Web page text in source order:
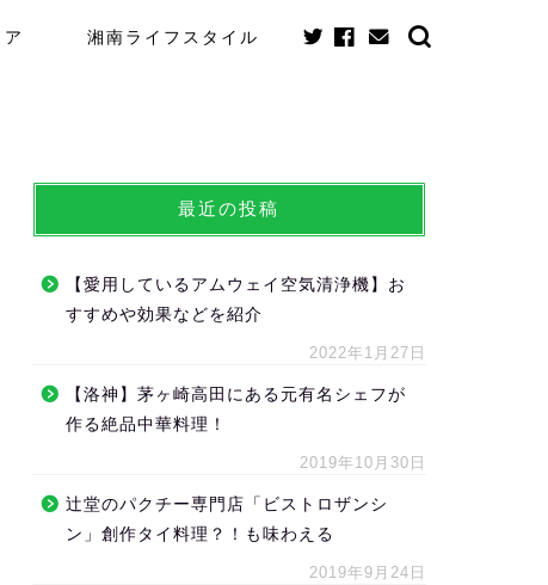
湘南ライフスタイル
最近の投稿
【愛用しているアムウェイ空気清浄機】お
すすめや効果などを紹介
2022年1月27日
【洛神】茅ヶ崎高田にある元有名シェフが
作る絶品中華料理！
2019年10月30日
辻堂のパクチー専門店「ビストロザンシ
ン」創作タイ料理？！も味わえる
2019年9月24日